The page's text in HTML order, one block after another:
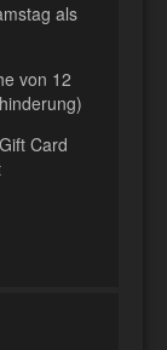
als
von 12
Card